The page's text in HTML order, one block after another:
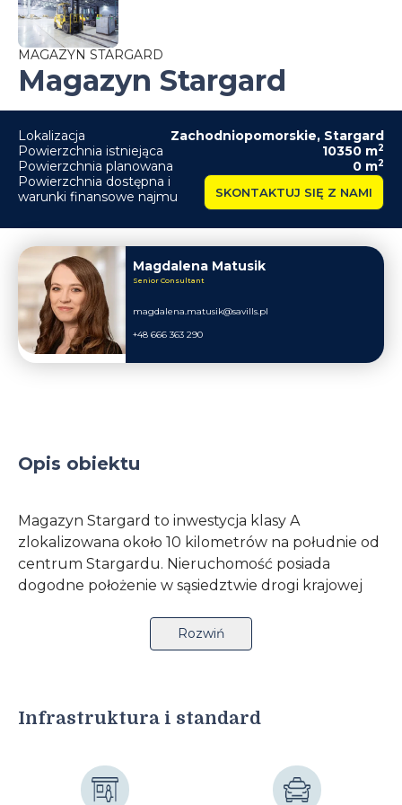
MAGAZYN STARGARD
Magazyn Stargard
Lokalizacja Zachodniopomorskie, Stargard
Powierzchnia istniejąca
10350 m2
Powierzchnia planowana 0 m2
Powierzchnia dostępna i
warunki finansowe najmu
SKONTAKTUJ SIĘ Z NAMI
Magdalena Matusik
Senior Consultant
magdalena.matusik@savills.pl
+48 666 363 290
Opis obiektu
Magazyn Stargard to inwestycja klasy A
zlokalizowana około 10 kilometrów na południe od
centrum Stargardu. Nieruchomość posiada
dogodne położenie w sąsiedztwie drogi krajowej
Goleniowe. Szczególnie istotnym atutem
lokalizacji jest bliskość granicy z Niemcami.
łącznej powierzchni 10 375 metrów kwadratowych.
oraz 7 bram „0”, a na posesji dostępne są także
parkingi oraz place manewrowe. Park oferuje
Rozwiń
Infrastruktura i standard